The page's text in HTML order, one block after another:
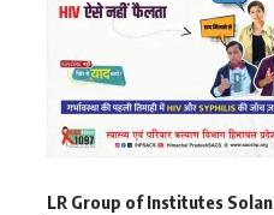
LR Group of Institutes Solan